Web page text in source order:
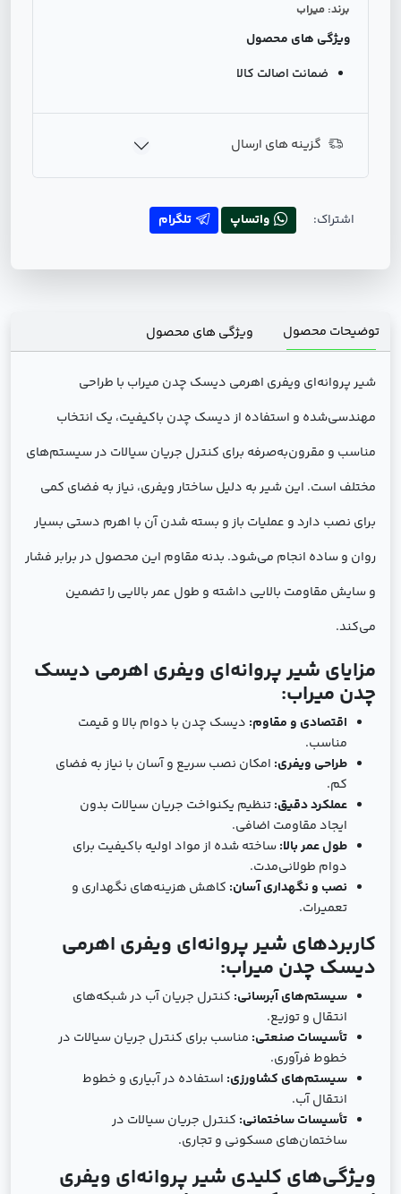
برند: میراب
ویژگی های محصول
ضمانت اصالت کالا
گزینه های ارسال
اشتراک: واتساپ تلگرام
توضیحات محصول ویژگی های محصول
شیر پروانه‌ای ویفری اهرمی دیسک چدن میراب با طراحی
مهندسی‌شده و استفاده از دیسک چدن باکیفیت، یک انتخاب
مناسب و مقرون‌به‌صرفه برای کنترل جریان سیالات در سیستم‌های
مختلف است. این شیر به دلیل ساختار ویفری، نیاز به فضای کمی
برای نصب دارد و عملیات باز و بسته شدن آن با اهرم دستی بسیار
روان و ساده انجام می‌شود. بدنه مقاوم این محصول در برابر فشار
و سایش مقاومت بالایی داشته و طول عمر بالایی را تضمین
می‌کند.
مزایای شیر پروانه‌ای ویفری اهرمی دیسک
چدن میراب:
اقتصادی و مقاوم: دیسک چدن با دوام بالا و قیمت
مناسب.
طراحی ویفری: امکان نصب سریع و آسان با نیاز به فضای
کم.
عملکرد دقیق:تنظیم یکنواخت جریان سیالات بدون
ایجاد مقاومت اضافی.
طول عمر بالا:ساخته شده از مواد اولیه باکیفیت برای
دوام طولانی‌مدت.
نصب و نگهداری آسان: کاهش هزینه‌های نگهداری و
تعمیرات.
کاربردهای شیر پروانه‌ای ویفری اهرمی
دیسک چدن میراب:
سیستم‌های آبرسانی: کنترل جریان آب در شبکه‌های
انتقال و توزیع.
تأسیسات صنعتی: مناسب برای کنترل جریان سیالات در
خطوط فرآوری.
سیستم‌های کشاورزی: استفاده در آبیاری و خطوط
انتقال آب.
تأسیسات ساختمانی: کنترل جریان سیالات در
ساختمان‌های مسکونی و تجاری.
ویژگی‌های کلیدی شیر پروانه‌ای ویفری